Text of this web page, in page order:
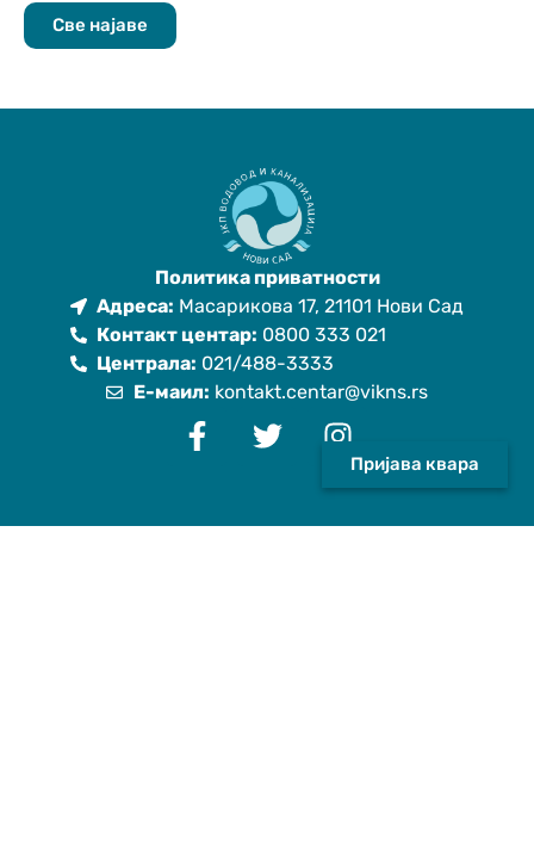
Све најаве
Пријава квара
Политика приватности
Адреса: Масарикова 17, 21101 Нови Сад
Контакт центар: 0800 333 021
Централа: 021/488-3333
Е-маил: kontakt.centar@vikns.rs